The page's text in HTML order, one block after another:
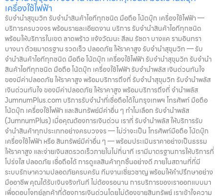
เครื่องใช้ไฟฟ้า
รับจำนำสุขุมวิท รับจำนำสินค้าไอทีทุกชนิด มือถือ โน้ตบุ๊ก เครื่องใช้ไฟฟ้า —
บริการครบวงจร พร้อมรายละเอียดงาน บริการ รับจำนำสินค้าไอทีทุกชนิด
พร้อมให้บริการในเขต ลาดพร้าว แจ้งวัฒนะ สีลม รัชดา บางแค รามอินทรา
บางนา ด้วยมาตรฐาน รวดเร็ว ปลอดภัย ให้ราคาสูง รับจำนำสุขุมวิท — รับ
จำนำสินค้าไอทีทุกชนิด มือถือ โน้ตบุ๊ก เครื่องใช้ไฟฟ้า รับจำนำสุขุมวิท รับจำนำ
สินค้าไอทีทุกชนิด มือถือ โน้ตบุ๊ก เครื่องใช้ไฟฟ้า รับจำนำพลัส เงินด่วนทันใจ
ของมีค่าปลอดภัย ให้ราคาสูง พร้อมบริการถึงที่ รับจำนำสุขุมวิท รับจำนำพลัส
เงินด่วนทันใจ ของมีค่าปลอดภัย ให้ราคาสูง พร้อมบริการถึงที่ จำนำพลัส
JumnumPlus.com บริการรับจำนำที่เชื่อถือได้ในกรุงเทพฯ โทรศัพท์ มือถือ
โน้ตบุ๊ก เครื่องใช้ไฟฟ้า และสินทรัพย์มีค่าอื่น ๆ ทำไมเลือก รับจำนำพลัส
(JumnumPlus) เมื่อคุณต้องการเงินด่วน เราที่ รับจำนำพลัส ให้บริการรับ
จำนำสินค้าทุกประเภทอย่างครบวงจร — ไม่ว่าจะเป็น โทรศัพท์มือถือ โน้ตบุ๊ก
เครื่องใช้ไฟฟ้า หรือ สินทรัพย์มีค่าอื่น ๆ — พร้อมประเมินราคาอย่างเป็นธรรม
ให้ราคาสูง และจ่ายเงินสดรวดเร็วภายในไม่กี่นาที เรามีมาตรฐานการให้บริการที่
โปร่งใส ปลอดภัย เชื่อถือได้ การดูแลสินค้าทุกชิ้นอย่างดี ภายในสถานที่ที่มี
ระบบรักษาความปลอดภัยครบครัน ทีมงานเชี่ยวชาญ พร้อมให้คำปรึกษาอย่าง
มืออาชีพ คุณได้รับเงินจริงทันที ไม่ต้องรอนาน การบริการของเราออกแบบมา
เพื่อตอบโจทย์ลูกค้าที่ต้องการเงินด่วนโดยไม่ต้องขายสินทรัพย์ เราเข้าใจความ